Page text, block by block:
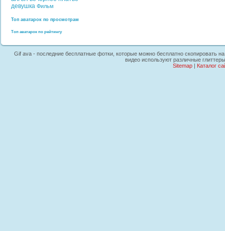
девушка Фильм
Топ аватарок по просмотрам
Топ аватарок по рейтингу
Gif ava - последние бесплатные фотки, которые можно бесплатно скопировать
видео используют различные
Sitemap| Каталог